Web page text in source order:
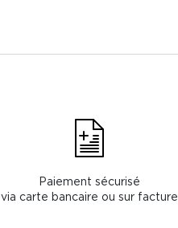
Paiement sécurisé
via carte bancaire ou sur facture